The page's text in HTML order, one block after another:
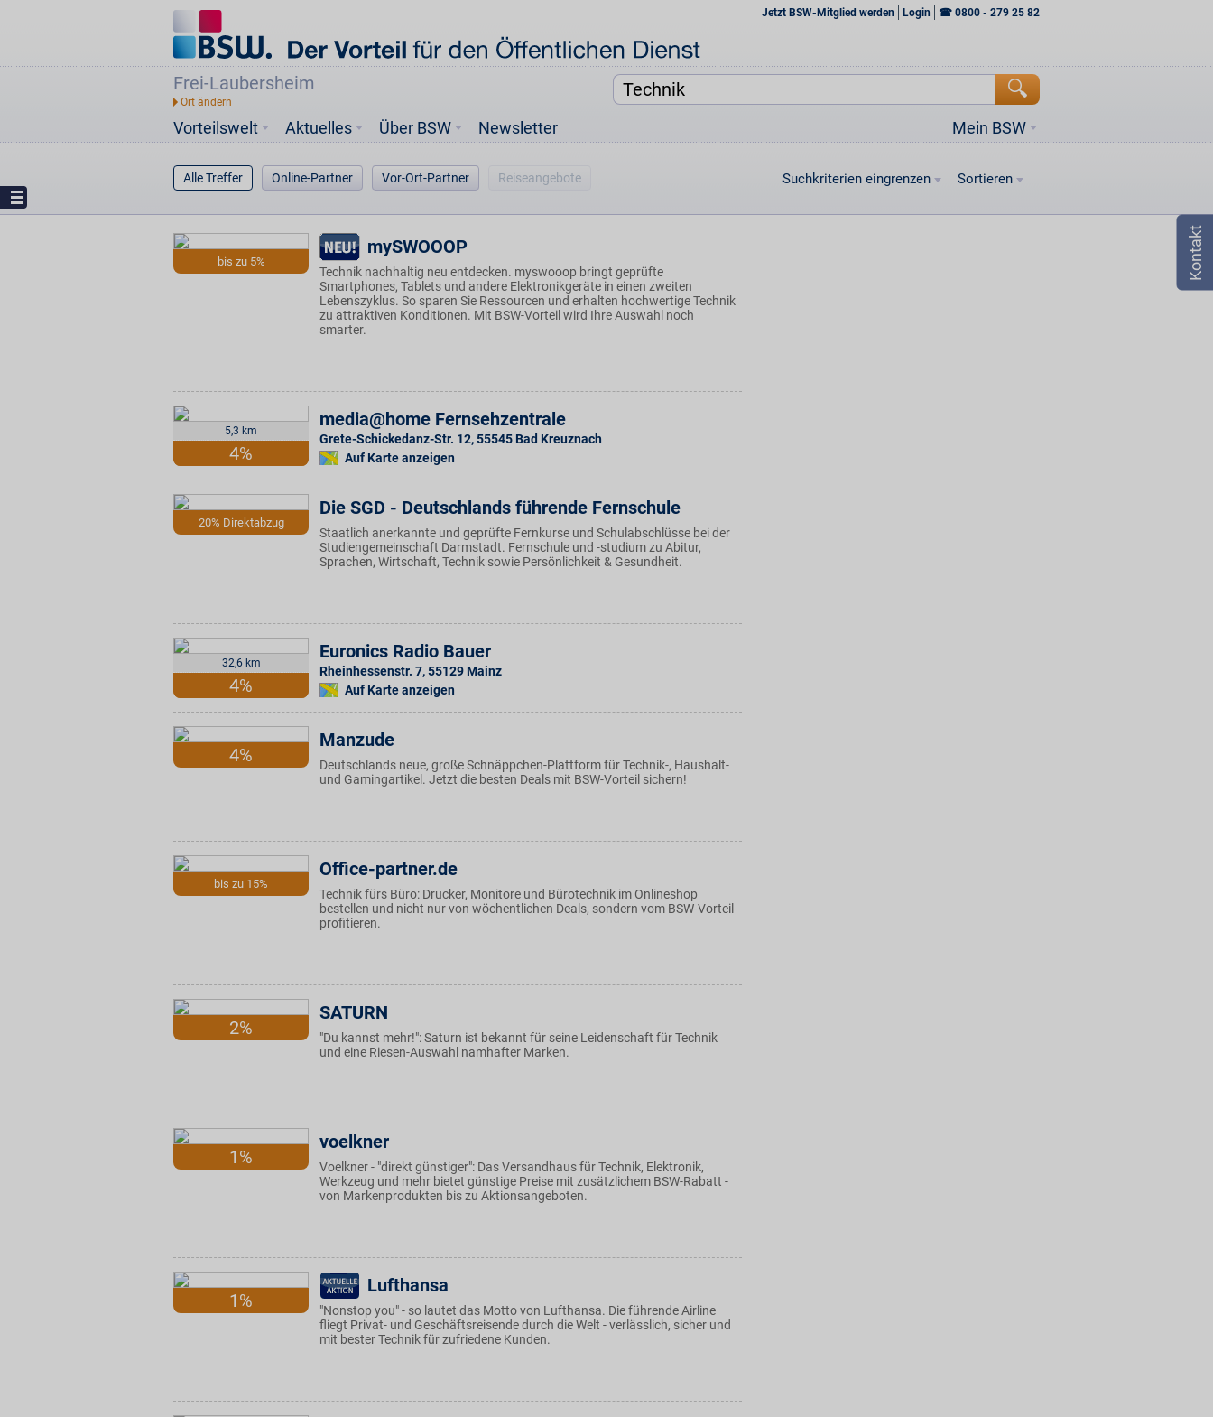
Jetzt BSW-Mitglied werden Login ☎ 0800 - 279 25 82
Frei-Laubersheim
Vorteilswelt Mein BSW
Aktuelles Über BSW Newsletter
Alle Treffer Online-Partner Vor-Ort-Partner Reiseangebote Suchkriterien eingrenzen Sortieren
bis zu 5%
mySWOOOP
Technik nachhaltig neu entdecken. myswooop bringt geprüfte
Smartphones, Tablets und andere Elektronikgeräte in einen zweiten
Lebenszyklus. So sparen Sie Ressourcen und erhalten hochwertige Technik
zu attraktiven Konditionen. Mit BSW-Vorteil wird Ihre Auswahl noch
smarter.
5,3 km
4%
media@home Fernsehzentrale
Grete-Schickedanz-Str. 12,55545 Bad Kreuznach
Auf Karte anzeigen
20% Direktabzug
Die SGD - Deutschlands führende Fernschule
Staatlich anerkannte und geprüfte Fernkurse und Schulabschlüsse bei der
Studiengemeinschaft Darmstadt. Fernschule und -studium zu Abitur,
Sprachen, Wirtschaft, Technik sowie Persönlichkeit & Gesundheit.
32,6 km
4%
Euronics Radio Bauer
Rheinhessenstr. 7,55129 Mainz
Auf Karte anzeigen
4%
Manzude
Deutschlands neue, große Schnäppchen-Plattform für Technik-, Haushalt-
und Gamingartikel. Jetzt die besten Deals mit BSW-Vorteil sichern!
bis zu 15%
Office-partner.de
Technik fürs Büro: Drucker, Monitore und Bürotechnik im Onlineshop
bestellen und nicht nur von wöchentlichen Deals, sondern vom BSW-Vorteil
profitieren.
2%
SATURN
"Du kannst mehr!": Saturn ist bekannt für seine Leidenschaft für Technik
und eine Riesen-Auswahl namhafter Marken.
1%
voelkner
Voelkner - "direkt günstiger": Das Versandhaus für Technik, Elektronik,
Werkzeug und mehr bietet günstige Preise mit zusätzlichem BSW-Rabatt -
von Markenprodukten bis zu Aktionsangeboten.
1%
Lufthansa
"Nonstop you" - so lautet das Motto von Lufthansa. Die führende Airline
fliegt Privat- und Geschäftsreisende durch die Welt - verlässlich, sicher und
mit bester Technik für zufriedene Kunden.